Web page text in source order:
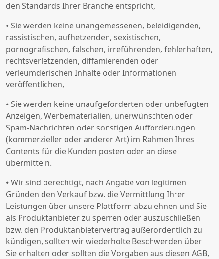
den Standards Ihrer Branche entspricht,
⦁ Sie werden keine unangemessenen, beleidigenden,
rassistischen, aufhetzenden, sexistischen,
pornografischen, falschen, irreführenden, fehlerhaften,
rechtsverletzenden, diffamierenden oder
verleumderischen Inhalte oder Informationen
veröffentlichen,
⦁ Sie werden keine unaufgeforderten oder unbefugten
Anzeigen, Werbematerialien, unerwünschten oder
Spam-Nachrichten oder sonstigen Aufforderungen
(kommerzieller oder anderer Art) im Rahmen Ihres
Contents für die Kunden posten oder an diese
übermitteln.
⦁ Wir sind berechtigt, nach Angabe von legitimen
Gründen den Verkauf bzw. die Vermittlung Ihrer
Leistungen über unsere Plattform abzulehnen und Sie
als Produktanbieter zu sperren oder auszuschließen
bzw. den Produktanbietervertrag außerordentlich zu
kündigen, sollten wir wiederholte Beschwerden über
Sie erhalten oder sollten die Vorgaben aus diesen AGB,